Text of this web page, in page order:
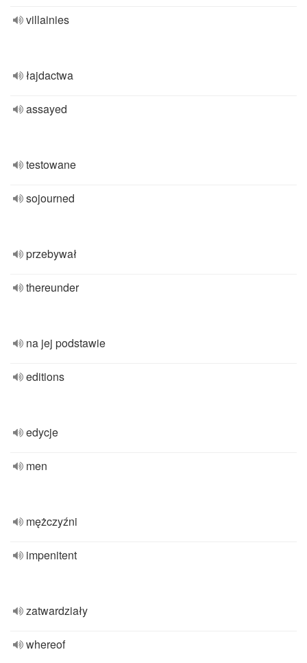
villainies
łajdactwa
assayed
testowane
sojourned
przebywał
thereunder
na jej podstawie
editions
edycje
men
mężczyźni
impenitent
zatwardziały
whereof